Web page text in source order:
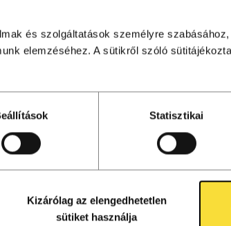
és szolgáltatások személyre
elemzéséhez. A sütikről szóló
Statisztikai
Kizárólag az elengedhetetlen
sütiket használja